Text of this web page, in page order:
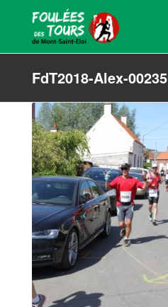
FdT2018-Alex-00235